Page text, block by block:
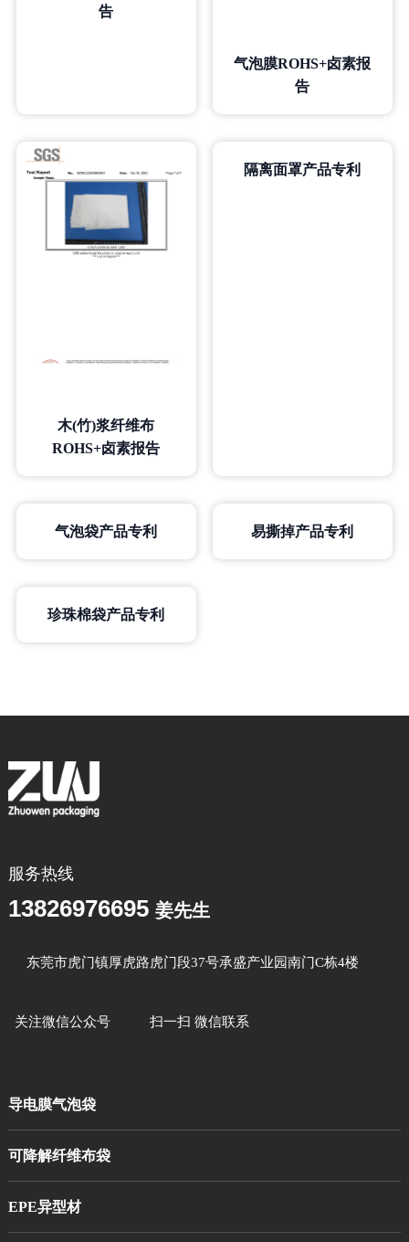
告
气泡膜ROHS+卤素报
告
木(竹)浆纤维布
ROHS+卤素报告
隔离面罩产品专利
气泡袋产品专利 易撕掉产品专利
珍珠棉袋产品专利
服务热线
13826976695 姜先生
东莞市虎门镇厚虎路虎门段37号承盛产业园南门C栋4楼
关注微信公众号 扫一扫 微信联系
导电膜气泡袋
可降解纤维布袋
EPE异型材